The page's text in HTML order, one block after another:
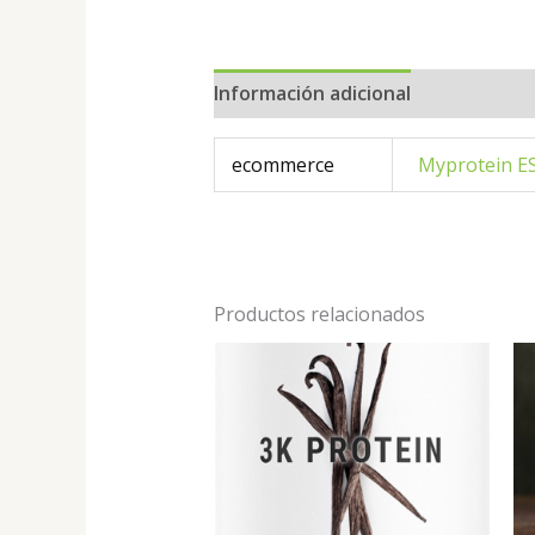
Información adicional
ecommerce Myprotein
Productos relacionados